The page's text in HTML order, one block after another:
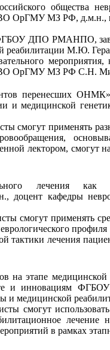
общества
ОрГМУ МЗ РФ, д.м.н.,
ДПО РМАНПО,
реабилитации М.Ю.
ОрГМУ МЗ РФ С.Н.
перенесших
и медицинской
смогут применять
лектором, смогут
лечения как
доцент кафедры
смогут применять
тактики лечения
на этапе медицинской
и инновациям
и медицинской
смогут
лечение
в рамках